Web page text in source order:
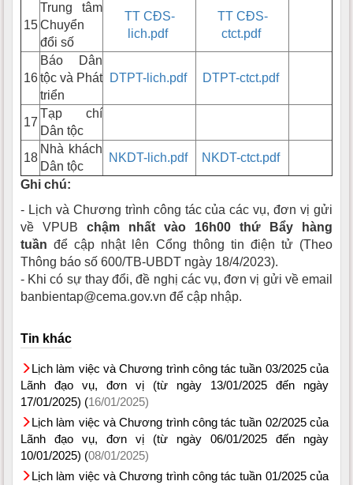
15
Trung tâm
Chuyển
đổi số
TT CĐS-
lich.pdf
TT CĐS-
ctct.pdf
16
Báo Dân
tộc và Phát
triển
DTPT-lich.pdf DTPT-ctct.pdf
17
Tạp chí
Dân tộc
18
Nhà khách
Dân tộc
NKDT-lich.pdf
NKDT-ctct.pdf
Ghi chú:
- Lịch và Chương trình công tác của các vụ, đơn vị gửi
về VPUB chậm nhất vào 16h00 thứ Bẩy hàng
tuần để cập nhật lên Cổng thông tin điện tử (Theo
Thông báo số 600/TB-UBDT ngày 18/4/2023).
- Khi có sự thay đổi, đề nghị các vụ, đơn vị gửi về email
banbientap@cema.gov.vn để cập nhập.
Tin khác
Lịch làm việc và Chương trình công tác tuần 03/2025 của
Lãnh đạo vụ, đơn vị (từ ngày 13/01/2025 đến ngày
17/01/2025) (16/01/2025)
Lịch làm việc và Chương trình công tác tuần 02/2025 của
Lãnh đạo vụ, đơn vị (từ ngày 06/01/2025 đến ngày
10/01/2025) (08/01/2025)
Lịch làm việc và Chương trình công tác tuần 01/2025 của